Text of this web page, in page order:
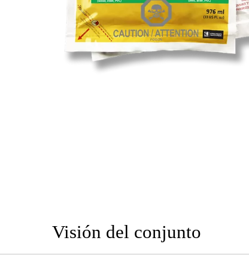
Visión del conjunto